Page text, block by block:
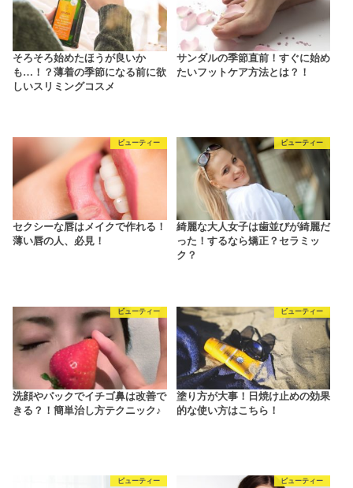
そろそろ始めたほうが良いか
も…！？薄着の季節になる前に欲
しいスリミングコスメ
サンダルの季節直前！すぐに始め
たいフットケア方法とは？！
ビューティー
セクシーな唇はメイクで作れる！
薄い唇の人、必見！
ビューティー
綺麗な大人女子は歯並びが綺麗だ
った！するなら矯正？セラミッ
ク？
ビューティー
洗顔やパックでイチゴ鼻は改善で
きる？！簡単治し方テクニック♪
ビューティー
塗り方が大事！日焼け止めの効果
的な使い方はこちら！
ビューティー ビューティー